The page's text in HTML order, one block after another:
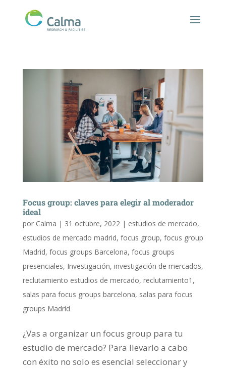
Focus group: claves para elegir al moderador
ideal
por Calma | 31 octubre, 2022| estudios de mercado,
estudios de mercado madrid, focus group, focus group
Madrid, focus groups Barcelona, focus groups
presenciales, Investigación, investigación de mercados,
reclutamiento estudios de mercado, reclutamiento1 ,
salas para focus groups barcelona, salas para focus
groups Madrid
¿Vas a organizar un focus group para tu
estudio de mercado? Para llevarlo a cabo
con éxito no solo es esencial seleccionar y